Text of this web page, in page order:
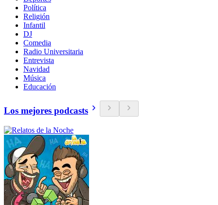
Política
Religión
Infantil
DJ
Comedia
Radio Universitaria
Entrevista
Navidad
Música
Educación
Los mejores podcasts